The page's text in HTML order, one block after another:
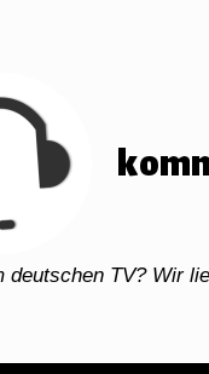
deutschen TV? Wir